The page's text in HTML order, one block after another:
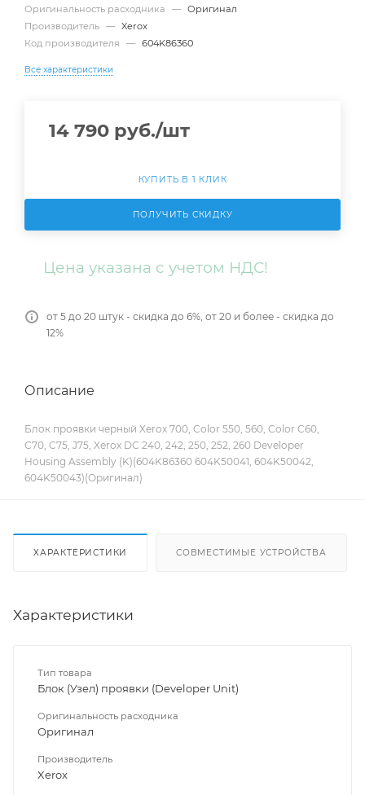
Оригинальность расходника
— Оригинал
Производитель — Xerox
Код производителя
— 604K86360
Все характеристики
14 790 руб./шт
КУПИТЬ В 1 КЛИК
ПОЛУЧИТЬ СКИДКУ
Цена указана с учетом НДС!
от 5 до 20 штук - скидка до 6%, от 20 и более - скидка до
12%
Описание
Блок проявки черный Xerox 700, Color 550, 560, Color C60,
C70, C75, J75, Xerox DC 240, 242, 250, 252, 260 Developer
Housing Assembly (K)(604K86360 604K50041, 604K50042,
604K50043)(Оригинал)
ХАРАКТЕРИСТИКИ СОВМЕСТИМЫЕ УСТРОЙСТВА
Характеристики
Тип товара
Блок (Узел) проявки (Developer Unit)
Оригинальность расходника
Оригинал
Производитель
Xerox